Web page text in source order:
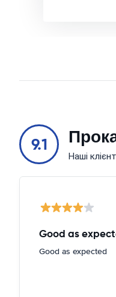
9.1
Наші
Good as
Good as expected